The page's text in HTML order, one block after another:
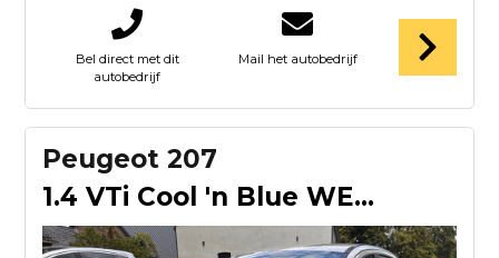
Bel direct met dit
autobedrijf
Mail het autobedrijf
Peugeot 207
1.4 VTi Cool 'n Blue WERKENDE AIRCO